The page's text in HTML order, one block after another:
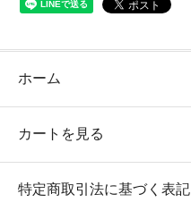
ホーム
カートを見る
特定商取引法に基づく表記